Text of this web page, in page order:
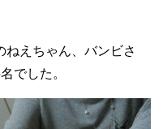
えちゃん、バンビさ
でした。